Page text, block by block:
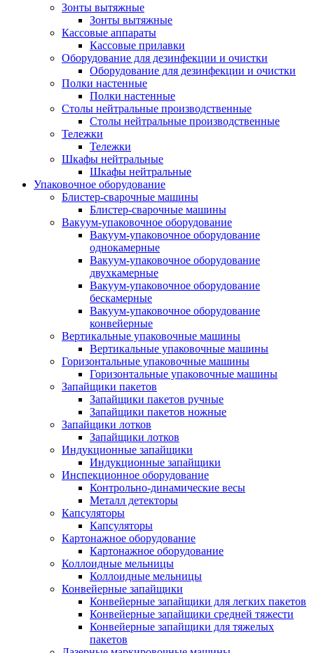
Зонты вытяжные
Зонты вытяжные
Кассовые аппараты
Кассовые прилавки
Оборудование для дезинфекции и очистки
Оборудование для дезинфекции и очистки
Полки настенные
Полки настенные
Столы нейтральные производственные
Столы нейтральные производственные
Тележки
Тележки
Шкафы нейтральные
Шкафы нейтральные
Упаковочное оборудование
Блистер-сварочные машины
Блистер-сварочные машины
Вакуум-упаковочное оборудование
Вакуум-упаковочное оборудование
однокамерные
Вакуум-упаковочное оборудование
двухкамерные
Вакуум-упаковочное оборудование
беcкамерные
Вакуум-упаковочное оборудование
конвейерные
Вертикальные упаковочные машины
Вертикальные упаковочные машины
Горизонтальные упаковочные машины
Горизонтальные упаковочные машины
Запайщики пакетов
Запайщики пакетов ручные
Запайщики пакетов ножные
Запайщики лотков
Запайщики лотков
Индукционные запайщики
Индукционные запайщики
Инспекционное оборудование
Контрольно-динамические весы
Металл детекторы
Капсуляторы
Капсуляторы
Картонажное оборудование
Картонажное оборудование
Коллоидные мельницы
Коллоидные мельницы
Конвейерные запайщики
Конвейерные запайщики для легких пакетов
Конвейерные запайщики средней тяжести
Конвейерные запайщики для тяжелых
пакетов